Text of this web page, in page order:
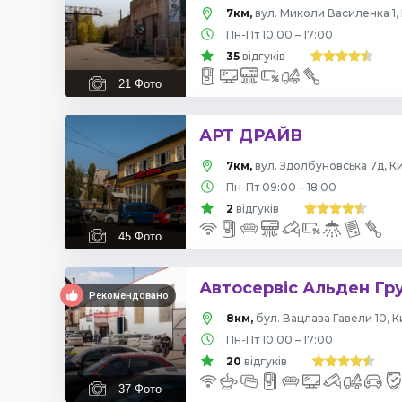
21 Фото
7км, вул. Миколи Василенка 1,
Пн-Пт 10:00 – 17:00
35 відгуків
45 Фото
АРТ ДРАЙВ
7км, вул. Здолбуновська 7д,
Пн-Пт 09:00 – 18:00
2 відгуків
Рекомендовано
37 Фото
Автосервіс Альден
8км, бул. Вацлава Гавели 10,
Пн-Пт 10:00 – 17:00
20 відгуків